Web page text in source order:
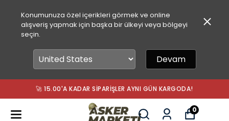
Konumunuza özel içerikleri görmek ve online
alışveriş yapmak için başka bir ülkeyi veya bölgeyi
seçin.
Devam
🚀 15.00'A KADAR SIPARIŞLER AYNI GÜN KARGODA!
0